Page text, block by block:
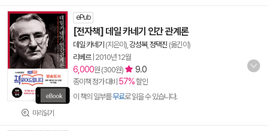
미리읽기
ePub
[전자책] 데일 카네기 인간 관계론
데일 카네기 (지은이), 강성복, 정택진 (옮긴이)
리베르| 2010년 12월
6,000원 (300원) 9.0
종이책 정가 대비 57%할인
이 책의 일부를무료로 읽을 수 있습니다.